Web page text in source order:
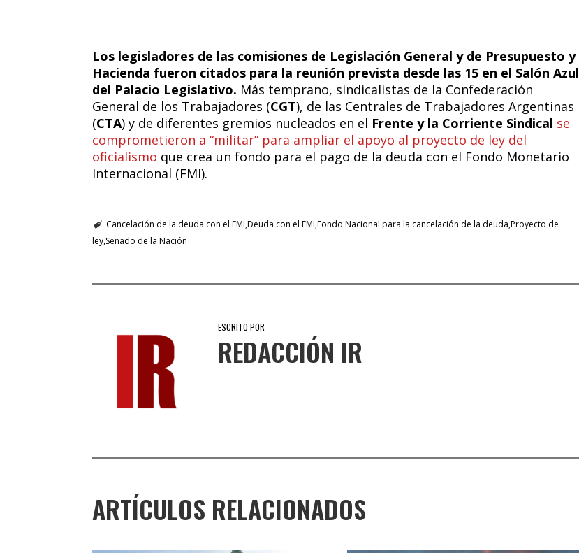
Los legisladores de las comisiones de Legislación General y de Presupuesto y
Hacienda fueron citados para la reunión prevista desde las 15 en el Salón Azul
del Palacio Legislativo. Más temprano, sindicalistas de la Confederación
General de los Trabajadores (CGT), de las Centrales de Trabajadores Argentinas
(CTA) y de diferentes gremios nucleados en el Frente y la Corriente Sindical se
comprometieron a “militar” para ampliar el apoyo al proyecto de ley del
oficialismo que crea un fondo para el pago de la deuda con el Fondo Monetario
Internacional (FMI).
Cancelación de la deuda con el FMI Deuda con el FMI Fondo Nacional para la cancelación de la deuda Proyecto de
ley Senado de la Nación
ESCRITO POR
REDACCIÓN IR
ARTÍCULOS RELACIONADOS